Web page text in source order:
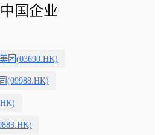
国企业
美团(03690.HK)
(09988.HK)